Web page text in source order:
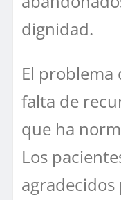
dignidad.
El problema
falta de
que ha
Los